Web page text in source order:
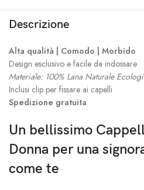
Descrizione
Alta qualità | Comodo | Morbido
Design esclusivo e facile da indossare
Materiale: 100% Lana Naturale
Inclusi clip per fissare ai capelli
Spedizione gratuita
Un bellissimo
Donna per una
come te